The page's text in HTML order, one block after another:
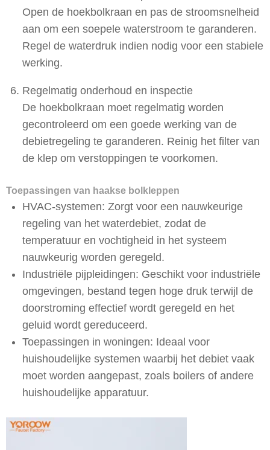
Open de hoekbolkraan en pas de stroomsnelheid
aan om een soepele waterstroom te garanderen.
Regel de waterdruk indien nodig voor een stabiele
werking.
Regelmatig onderhoud en inspectie
De hoekbolkraan moet regelmatig worden
gecontroleerd om een goede werking van de
debietregeling te garanderen. Reinig het filter van
de klep om verstoppingen te voorkomen.
Toepassingen van haakse bolkleppen
HVAC-systemen: Zorgt voor een nauwkeurige
regeling van het waterdebiet, zodat de
temperatuur en vochtigheid in het systeem
nauwkeurig worden geregeld.
Industriële pijpleidingen: Geschikt voor industriële
omgevingen, bestand tegen hoge druk terwijl de
doorstroming effectief wordt geregeld en het
geluid wordt gereduceerd.
Toepassingen in woningen: Ideaal voor
huishoudelijke systemen waarbij het debiet vaak
moet worden aangepast, zoals boilers of andere
huishoudelijke apparatuur.